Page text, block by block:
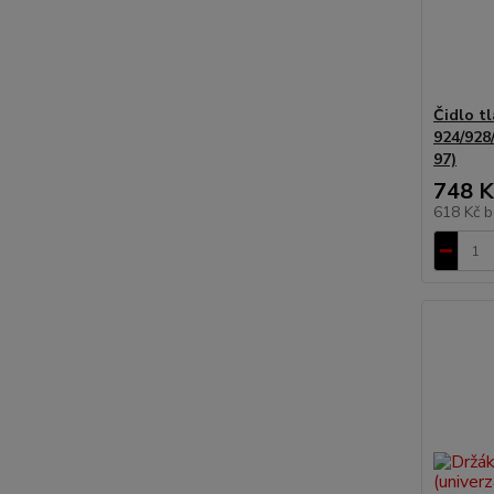
Čidlo
924/
97)
748
618 Kč